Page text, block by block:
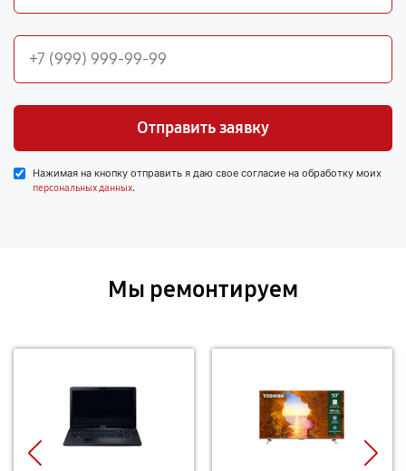
Отправить заявку
Нажимая на кнопку отправить я даю свое согласие на обработку моих
персональных данных.
Мы ремонтируем